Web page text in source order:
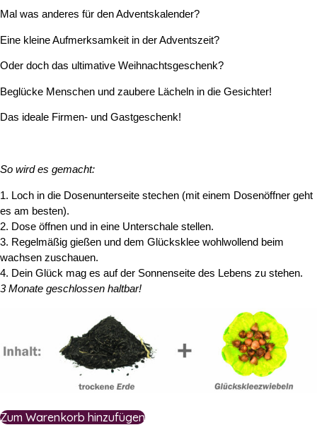
Mal was anderes für den Adventskalender?
Eine kleine Aufmerksamkeit in der Adventszeit?
Oder doch das ultimative Weihnachtsgeschenk?
Beglücke Menschen und zaubere Lächeln in die Gesichter!
Das ideale Firmen- und Gastgeschenk!
So wird es gemacht:
1. Loch in die Dosenunterseite stechen (mit einem Dosenöffner geht
es am besten).
2. Dose öffnen und in eine Unterschale stellen.
3. Regelmäßig gießen und dem Glücksklee wohlwollend beim
wachsen zuschauen.
4. Dein Glück mag es auf der Sonnenseite des Lebens zu stehen.
3 Monate geschlossen haltbar!
Zum Warenkorb hinzufügen